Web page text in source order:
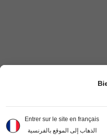
Entrer sur le site en français
الذهاب إلى الموقع بالفرنسية